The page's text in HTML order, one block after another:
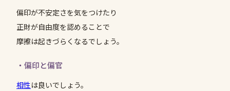
偏印が不安定さを気をつけたり
正財が自由度を認めることで
摩擦は起きづらくなるでしょう。
・偏印と偏官
相性は良いでしょう。